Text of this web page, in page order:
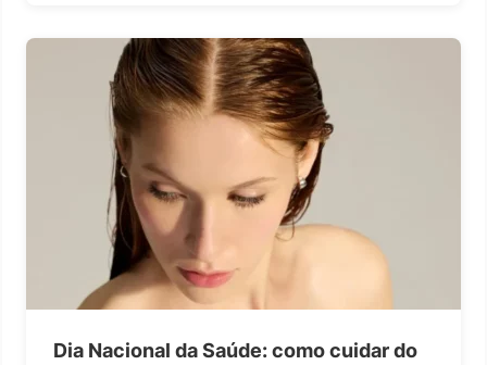
Dia Nacional da Saúde: como cuidar do